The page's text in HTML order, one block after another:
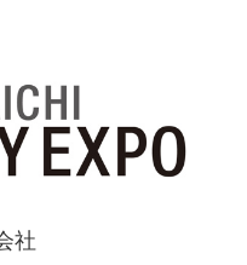
社